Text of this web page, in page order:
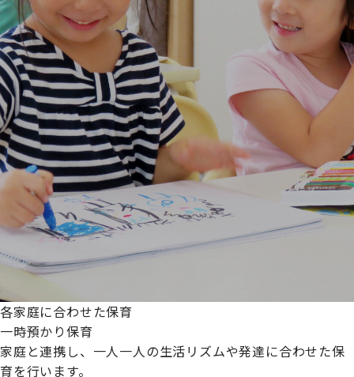
各家庭に合わせた保育
一時預かり保育
家庭と連携し、一人一人の生活リズムや発達に合わせた保
育を行います。